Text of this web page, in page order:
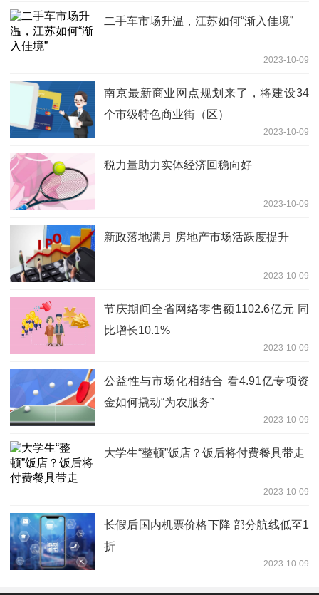
二手车市场升温，江苏如何“渐入佳境”
2023-10-09
南京最新商业网点规划来了，将建设34
个市级特色商业街（区）
2023-10-09
税力量助力实体经济回稳向好
2023-10-09
新政落地满月 房地产市场活跃度提升
2023-10-09
节庆期间全省网络零售额1102.6亿元 同
比增长10.1%
2023-10-09
公益性与市场化相结合 看4.91亿专项资
金如何撬动“为农服务”
2023-10-09
大学生“整顿”饭店？饭后将付费餐具带走
2023-10-09
长假后国内机票价格下降 部分航线低至1
折
2023-10-09